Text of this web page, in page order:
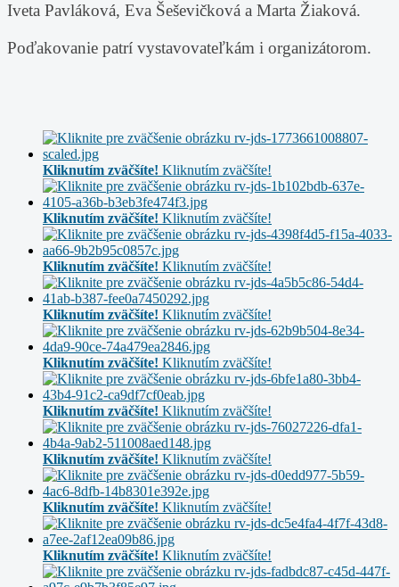
Iveta Pavláková, Eva Šeševičková a Marta Žiaková.
Poďakovanie patrí vystavovateľkám i organizátorom.
Kliknutím zväčšíte! Kliknutím zväčšíte!
Kliknutím zväčšíte! Kliknutím zväčšíte!
Kliknutím zväčšíte! Kliknutím zväčšíte!
Kliknutím zväčšíte! Kliknutím zväčšíte!
Kliknutím zväčšíte! Kliknutím zväčšíte!
Kliknutím zväčšíte! Kliknutím zväčšíte!
Kliknutím zväčšíte! Kliknutím zväčšíte!
Kliknutím zväčšíte! Kliknutím zväčšíte!
Kliknutím zväčšíte! Kliknutím zväčšíte!